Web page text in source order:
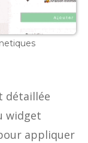
détaillée
widget
appliquer